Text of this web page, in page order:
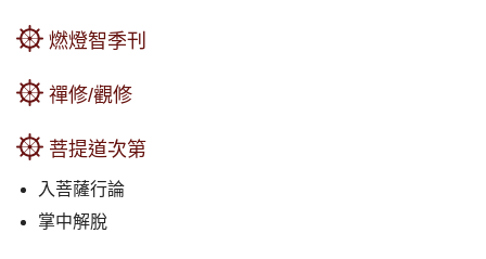
燃燈智季刊
禪修/觀修
菩提道次第
入菩薩行論
掌中解脫